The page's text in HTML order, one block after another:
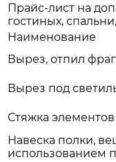
Прайс-лист на
гостиных,
Наименование
Вырез, отпил
Вырез под
Стяжка
Навеска полки,
использованием